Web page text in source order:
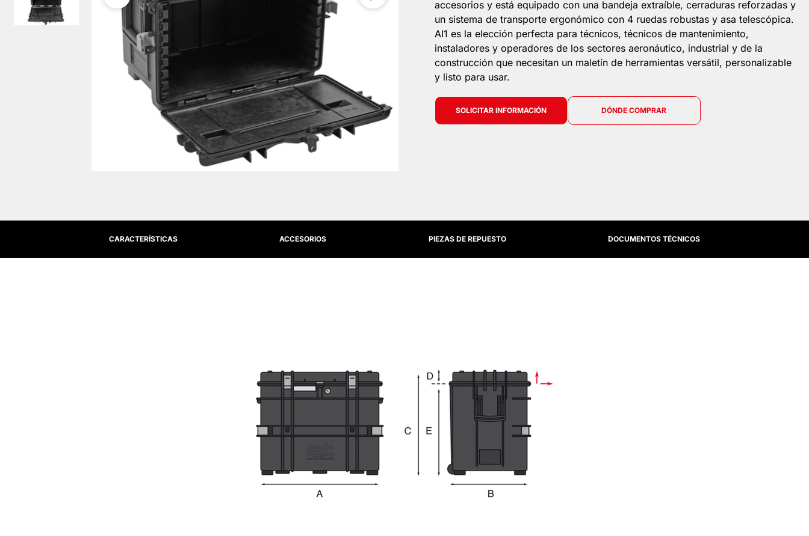
accesorios y está equipado con una bandeja extraíble, cerraduras reforzadas y
un sistema de transporte ergonómico con 4 ruedas robustas y asa telescópica.
AI1 es la elección perfecta para técnicos, técnicos de mantenimiento,
instaladores y operadores de los sectores aeronáutico, industrial y de la
construcción que necesitan un maletín de herramientas versátil, personalizable
y listo para usar.
SOLICITAR INFORMACIÓN DÓNDE COMPRAR
CARACTERÍSTICAS ACCESORIOS PIEZAS DE REPUESTO DOCUMENTOS TÉCNICOS